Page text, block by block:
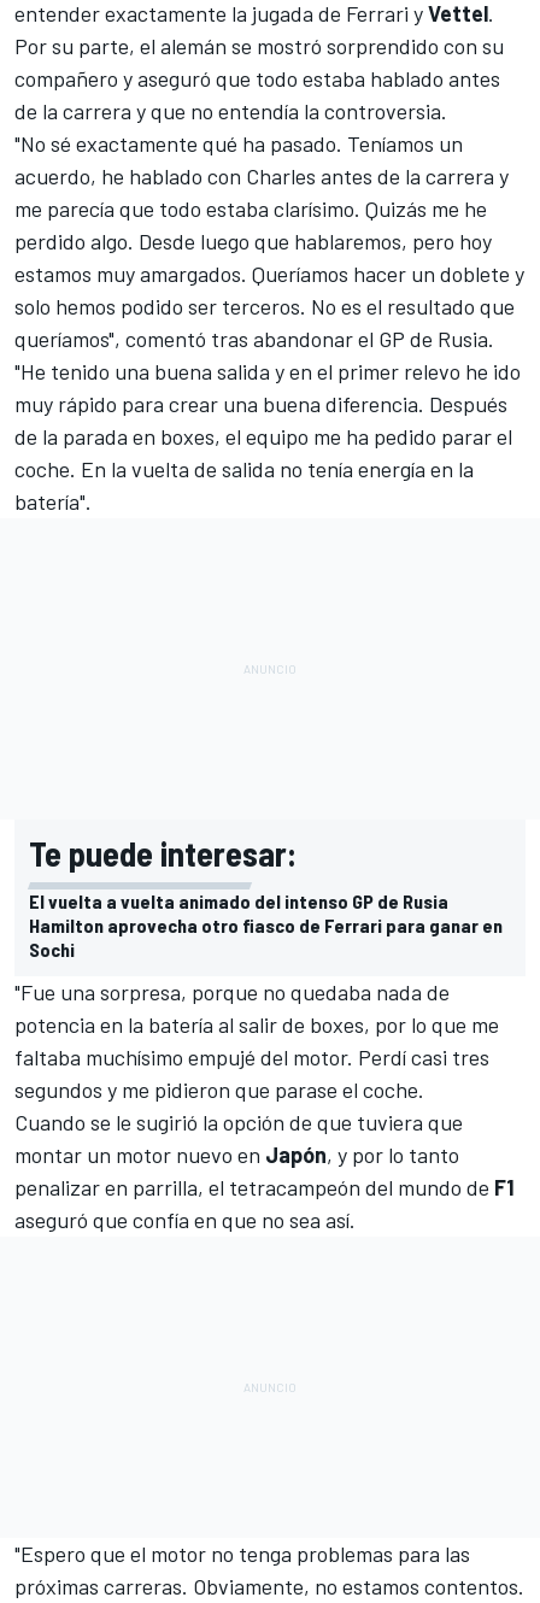
entender exactamente la jugada de Ferrari yVettel.
Por su parte, el alemán se mostró sorprendido con su
compañero y aseguró que todo estaba hablado antes
de la carrera y que no entendía la controversia.
"No sé exactamente qué ha pasado. Teníamos un
acuerdo, he hablado con Charles antes de la carrera y
me parecía que todo estaba clarísimo. Quizás me he
perdido algo. Desde luego que hablaremos, pero hoy
estamos muy amargados. Queríamos hacer un doblete y
solo hemos podido ser terceros. No es el resultado que
queríamos", comentó tras abandonar el GP de Rusia.
"He tenido una buena salida y en el primer relevo he ido
muy rápido para crear una buena diferencia. Después
de la parada en boxes, el equipo me ha pedido parar el
coche. En la vuelta de salida no tenía energía en la
batería".
Te puede interesar:
El vuelta a vuelta animado del intenso GP de Rusia
Hamilton aprovecha otro fiasco de Ferrari para ganar en
Sochi
"Fue una sorpresa, porque no quedaba nada de
potencia en la batería al salir de boxes, por lo que me
faltaba muchísimo empujé del motor. Perdí casi tres
segundos y me pidieron que parase el coche.
Cuando se le sugirió la opción de que tuviera que
montar un motor nuevo en Japón, y por lo tanto
penalizar en parrilla, el tetracampeón del mundo de F1
aseguró que confía en que no sea así.
"Espero que el motor no tenga problemas para las
próximas carreras. Obviamente, no estamos contentos.